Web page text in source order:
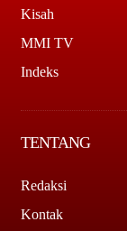
Kisah
MMI TV
Indeks
TENTANG
Redaksi
Kontak